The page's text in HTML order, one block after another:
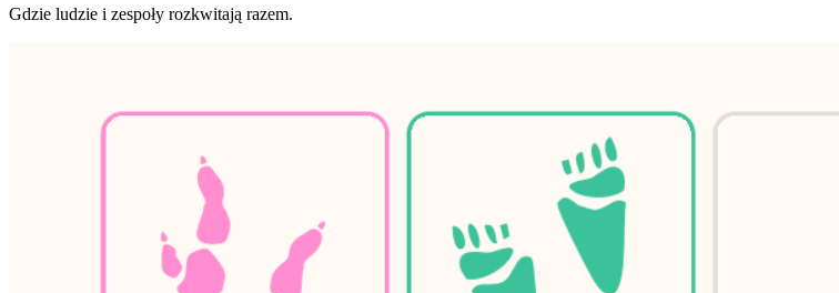
Gdzie ludzie i zespoły rozkwitają razem.